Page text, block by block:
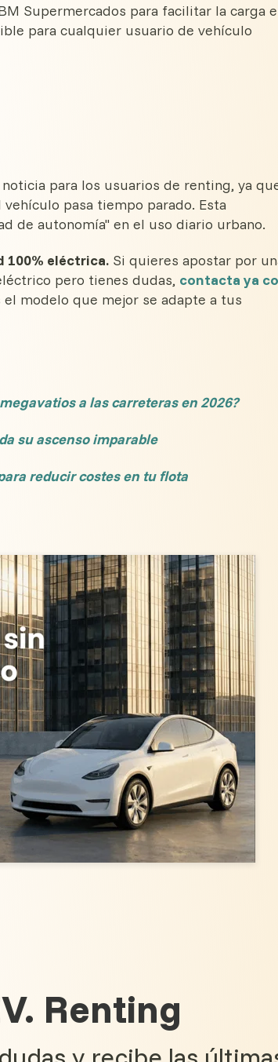
Supermercados para facilitar la carga
para cualquier usuario de vehículo
para los usuarios de renting, ya
pasa tiempo parado. Esta
de autonomía" en el uso diario urbano.
100% eléctrica. Si quieres apostar por
pero tienes dudas, contacta ya
modelo que mejor se adapte a tus
a las carreteras en 2026?
su ascenso imparable
reducir costes en tu flota
Renting